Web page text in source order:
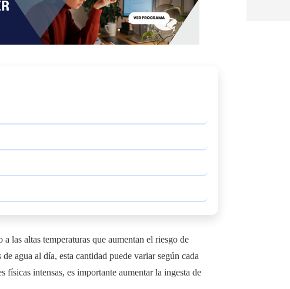
las altas temperaturas que aumentan el riesgo de
agua al día, esta cantidad puede variar según cada
intensas, es importante aumentar la ingesta de